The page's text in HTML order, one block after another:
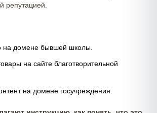
репутацией.
на домене бывшей школы.
на сайте благотворительной
на домене госучреждения.